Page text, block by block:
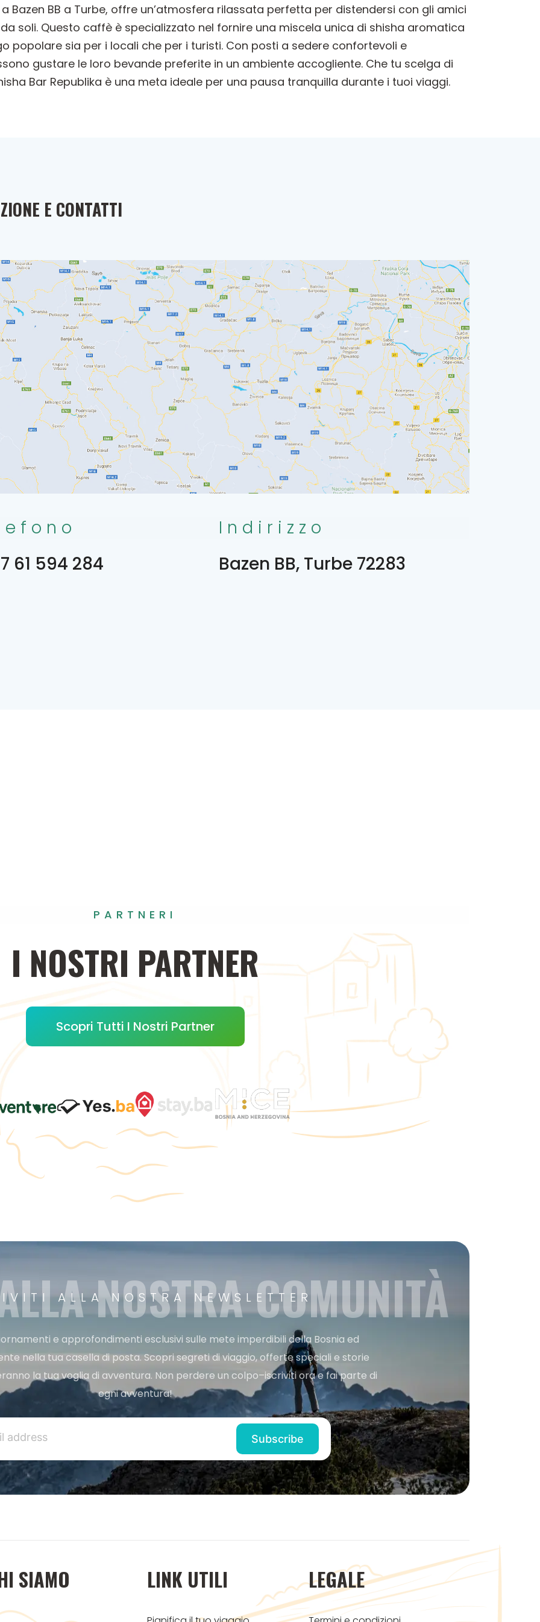
Bazen BB a Turbe, offre un’atmosfera rilassata perfetta per distendersi con gli amici
soli. Questo caffè è specializzato nel fornire una miscela unica di shisha aromatica
popolare sia per i locali che per i turisti. Con posti a sedere confortevoli e
gustare le loro bevande preferite in un ambiente accogliente. Che tu scelga di
Bar Republika è una meta ideale per una pausa tranquilla durante i tuoi viaggi.
E CONTATTI
61 594 284
Indirizzo
Bazen BB, Turbe 72283
PARTNERI
I NOSTRI PARTNER
Scopri Tutti I Nostri Partner
ALLA NOSTRA NEWSLETTER
NOSTRA COMUNITÀ
e approfondimenti esclusivi sulle mete imperdibili della Bosnia ed
nella tua casella di posta. Scopri segreti di viaggio, offerte speciali e storie
la tua voglia di avventura. Non perdere un colpo–iscriviti ora e fai parte di
ogni avventura!
SIAMO LINK UTILI LEGALE